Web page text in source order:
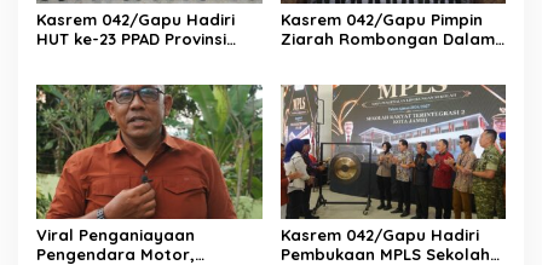
Kasrem 042/Gapu Hadiri
HUT ke-23 PPAD Provinsi
Pemerintah
Kasrem 042/Gapu Pimpin
Ziarah Rombongan Dalam
Viral Penganiayaan
Pengendara Motor,
Kasrem 042/Gapu Hadiri
Pembukaan MPLS Sekolah